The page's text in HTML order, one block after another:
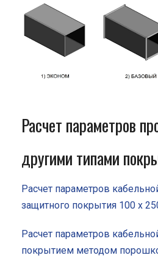
Расчет параметров
другими типами
Расчет параметров
защитного покрытия 100 x
Расчет параметров
покрытием методом